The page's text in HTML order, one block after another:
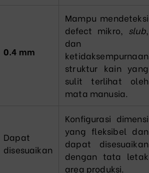
0.4 mm
Mampu mendeteksi
defect mikro, slub,
dan
ketidaksempurnaan
struktur kain yang
sulit terlihat oleh
mata manusia.
Dapat
disesuaikan
Konfigurasi dimensi
yang fleksibel dan
dapat disesuaikan
dengan tata letak
area produksi.